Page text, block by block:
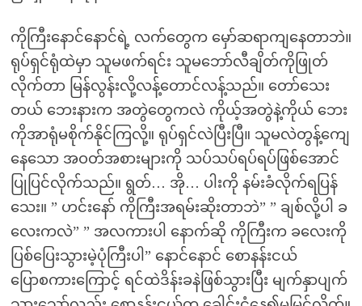
ကိုကြီးနောင်နောင်ရဲ့ လက်တွေက မှော်ဆရာကျနေတာဘဲ။
ရုပ်ရှင်ရုံထဲမှာ သူမဖက်ရင်း သူမဘော်လီချိတ်ကိုဖြုတ်
လိုက်တာ မြန်လွန်းလို့လန့်တောင်လန့်သည်။ တော်သေး
တယ် ဘေးနားက အတွဲတွေကလဲ ကိုယ့်အတွဲနဲ့ကိုယ် ဘေး
ကိုအာရုံမစိုက်နိုင်ကြလို့။ ရုပ်ရှင်လဲပြီးပြီ။ သူမလဲတွန့်ကျေ
နေသော အဝတ်အစားများကို သပ်သပ်ရပ်ရပ်ဖြစ်အောင်
ပြုပြင်လိုက်သည်။ ရွတ်… အို… ပါးကို နမ်းခံလိုက်ရပြန်
သေး။ ” ဟင်းနော် ကိုကြီးအရမ်းဆိုးတာဘဲ” ” ချစ်လို့ပါ ခ
လေးကလဲ” ” အလကားပါ နောက်ဆို ကိုကြီးက ခလေးကို
ပြစ်ပြေးသွားမဲ့ပုံကြီးပါ” နောင်နောင် စောနန်းငယ်
ပြောစကားကြောင့် ရင်ထဲဒိန်းခနဲဖြစ်သွားပြီး မျက်နှာပျက်